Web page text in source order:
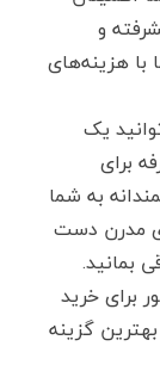
و
با هزینه‌های
یک
برای
به شما
مدرن دست
بمانید.
برای خرید
بهترین گزینه